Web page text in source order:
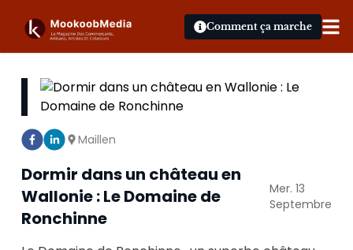
Comment ça marche
Maillen
Dormir dans un château en
Wallonie : Le Domaine de
Ronchinne
Mer. 13
Septembre